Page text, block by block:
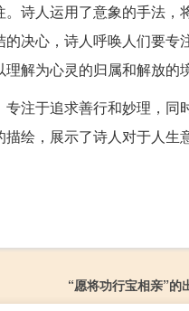
诗人运用了意象的手法，
决心，诗人呼唤人们要专
解为心灵的归属和解放的境
注于追求善行和妙理，同
绘，展示了诗人对于人生
“愿将功行宝相亲”的